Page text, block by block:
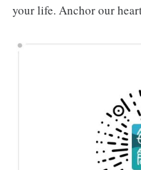
your life. Anchor our